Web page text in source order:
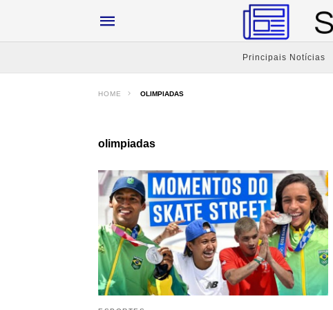
Principais Notícias
HOME OLIMPIADAS
olimpiadas